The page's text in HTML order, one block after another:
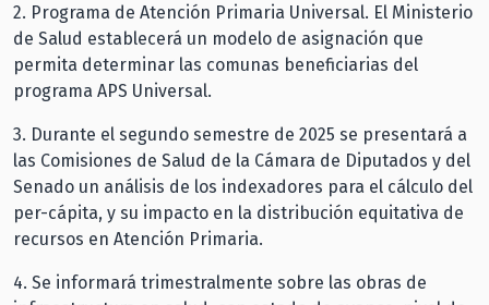
2.⁠ ⁠Programa de Atención Primaria Universal. El Ministerio
de Salud establecerá un modelo de asignación que
permita determinar las comunas beneficiarias del
programa APS Universal.
3.⁠ ⁠Durante el segundo semestre de 2025 se presentará a
las Comisiones de Salud de la Cámara de Diputados y del
Senado un análisis de los indexadores para el cálculo del
per-cápita, y su impacto en la distribución equitativa de
recursos en Atención Primaria.
4. Se informará trimestralmente sobre las obras de